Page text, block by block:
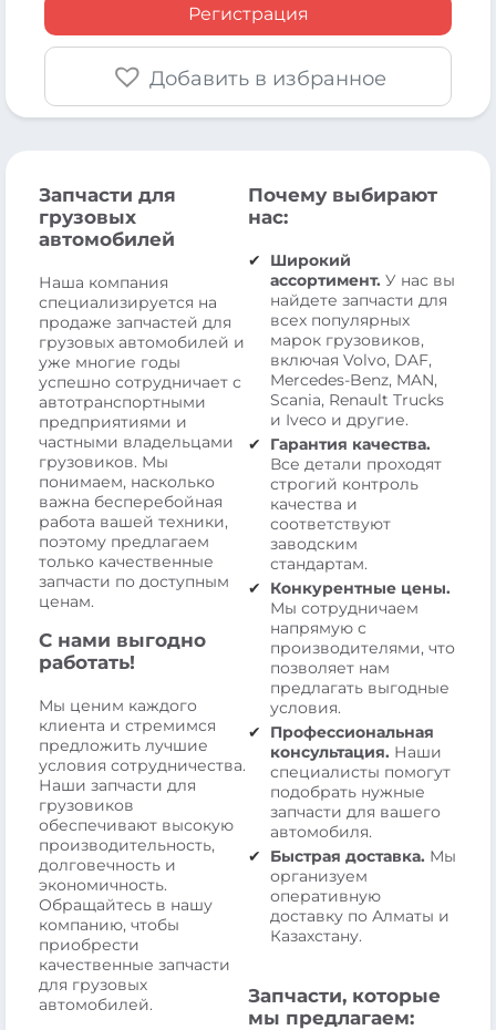
Регистрация
Добавить в избранное
Запчасти для
грузовых
автомобилей
Наша компания
специализируется на
продаже запчастей для
грузовых автомобилей и
уже многие годы
успешно сотрудничает с
автотранспортными
предприятиями и
частными владельцами
грузовиков. Мы
понимаем, насколько
важна бесперебойная
работа вашей техники,
поэтому предлагаем
только качественные
запчасти по доступным
ценам.
С нами выгодно
работать!
Мы ценим каждого
клиента и стремимся
предложить лучшие
условия сотрудничества.
Наши запчасти для
грузовиков
обеспечивают высокую
производительность,
долговечность и
экономичность.
Обращайтесь в нашу
компанию, чтобы
приобрести
качественные запчасти
для грузовых
автомобилей.
Почему выбирают
нас:
Широкий
ассортимент. У нас вы
найдете запчасти для
всех популярных
марок грузовиков,
включая Volvo, DAF,
Mercedes-Benz, MAN,
Scania, Renault Trucks
и Iveco и другие.
Гарантия качества.
Все детали проходят
строгий контроль
качества и
соответствуют
заводским
стандартам.
Конкурентные цены.
Мы сотрудничаем
напрямую с
производителями, что
позволяет нам
предлагать выгодные
условия.
Профессиональная
консультация. Наши
специалисты помогут
подобрать нужные
запчасти для вашего
автомобиля.
Быстрая доставка. Мы
организуем
оперативную
доставку по Алматы и
Казахстану.
Запчасти, которые
мы предлагаем: